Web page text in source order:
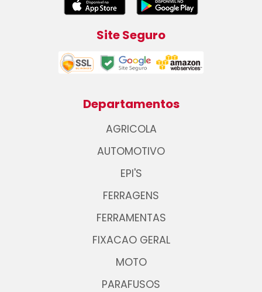
Site Seguro
Departamentos
AGRICOLA
AUTOMOTIVO
EPI'S
FERRAGENS
FERRAMENTAS
FIXACAO GERAL
MOTO
PARAFUSOS